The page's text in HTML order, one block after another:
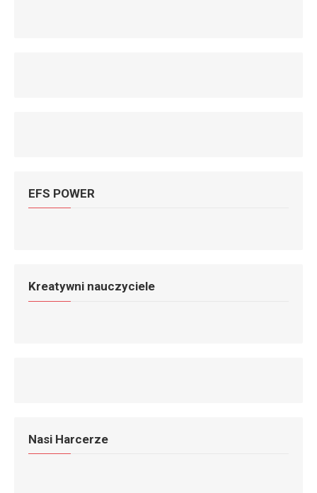
EFS POWER
Kreatywni nauczyciele
Nasi Harcerze